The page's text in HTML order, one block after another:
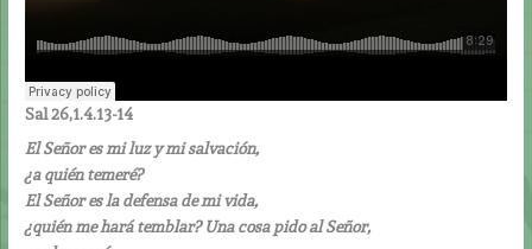
Sal 26,1.4.13-14
El Señor es mi luz y mi salvación,
¿a quién temeré?
El Señor es la defensa de mi vida,
¿quién me hará temblar?Una cosa pido al Señor,